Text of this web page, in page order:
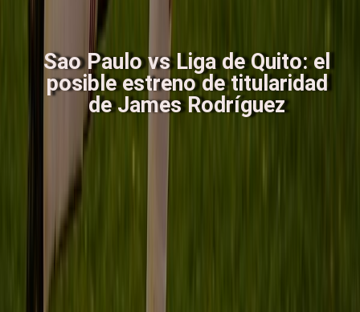
Sao Paulo vs Liga de Quito: el
posible estreno de titularidad
de James Rodríguez